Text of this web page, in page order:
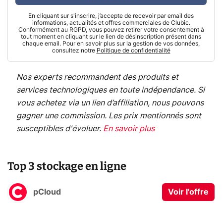
En cliquant sur s'inscrire, j’accepte de recevoir par email des
informations, actualités et offres commerciales de Clubic.
Conformément au RGPD, vous pouvez retirer votre consentement à
tout moment en cliquant sur le lien de désinscription présent dans
chaque email. Pour en savoir plus sur la gestion de vos données,
consultez notre Politique de confidentialité
Nos experts recommandent des produits et
services technologiques en toute indépendance. Si
vous achetez via un lien d’affiliation, nous pouvons
gagner une commission. Les prix mentionnés sont
susceptibles d'évoluer. En savoir plus
Top 3 stockage en ligne
pCloud Voir l'offre